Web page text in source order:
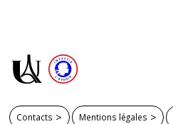
Contacts Mentions légales